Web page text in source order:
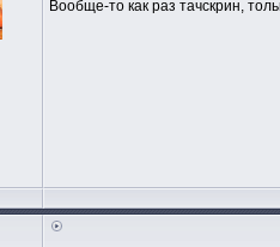
Вообще-то как раз тачскрин,